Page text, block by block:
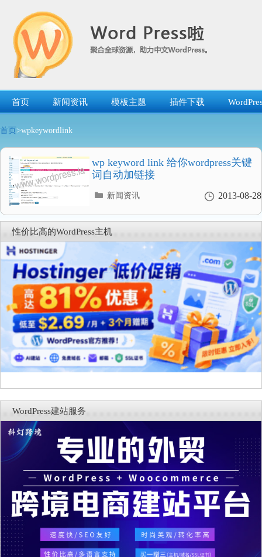
首页 新闻资讯 模板主题 插件下载
首页 >wpkeywordlink
wp keyword link 给你wordpress关键
词自动加链接
2013-08-28
分
录
新闻资讯
性价比高的WordPress主机
WordPress建站服务